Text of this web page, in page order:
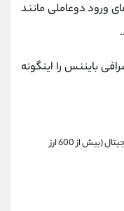
ورود دوعاملی مانند
بایننس را اینگونه
پشتیبانی از طیف گسترده ای از ارزهای دیجیتال (بیش از 600 ارز